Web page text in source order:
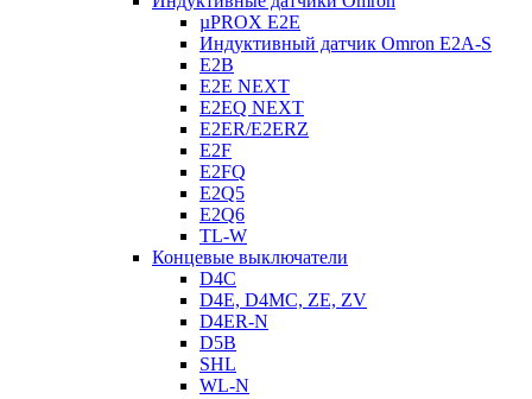
µPROX E2E
Индуктивный датчик Omron E2A-S
E2B
E2E NEXT
E2EQ NEXT
E2ER/E2ERZ
E2F
E2FQ
E2Q5
E2Q6
TL-W
Концевые выключатели
D4C
D4E, D4MC, ZE, ZV
D4ER-N
D5B
SHL
WL-N